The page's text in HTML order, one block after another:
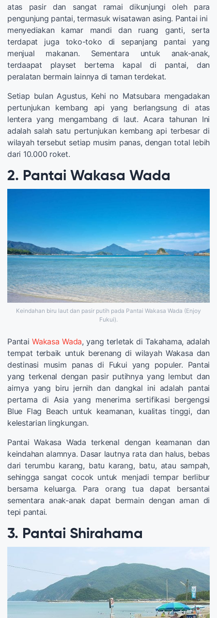
atas pasir dan sangat ramai dikunjungi oleh para
pengunjung pantai, termasuk wisatawan asing. Pantai ini
menyediakan kamar mandi dan ruang ganti, serta
terdapat juga toko-toko di sepanjang pantai yang
menjual makanan. Sementara untuk anak-anak,
terdaapat playset bertema kapal di pantai, dan
peralatan bermain lainnya di taman terdekat.
Setiap bulan Agustus, Kehi no Matsubara mengadakan
pertunjukan kembang api yang berlangsung di atas
lentera yang mengambang di laut. Acara tahunan Ini
adalah salah satu pertunjukan kembang api terbesar di
wilayah tersebut setiap musim panas, dengan total lebih
dari 10.000 roket.
2. Pantai Wakasa Wada
Keindahan biru laut dan pasir putih pada Pantai Wakasa Wada (Enjoy
Fukui).
Pantai Wakasa Wada, yang terletak di Takahama, adalah
tempat terbaik untuk berenang di wilayah Wakasa dan
destinasi musim panas di Fukui yang populer. Pantai
yang terkenal dengan pasir putihnya yang lembut dan
airnya yang biru jernih dan dangkal ini adalah pantai
pertama di Asia yang menerima sertifikasi bergengsi
Blue Flag Beach untuk keamanan, kualitas tinggi, dan
kelestarian lingkungan.
Pantai Wakasa Wada terkenal dengan keamanan dan
keindahan alamnya. Dasar lautnya rata dan halus, bebas
dari terumbu karang, batu karang, batu, atau sampah,
sehingga sangat cocok untuk menjadi tempar berlibur
bersama keluarga. Para orang tua dapat bersantai
sementara anak-anak dapat bermain dengan aman di
tepi pantai.
3. Pantai Shirahama